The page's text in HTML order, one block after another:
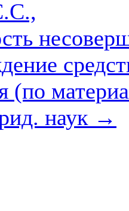
(по
наук →